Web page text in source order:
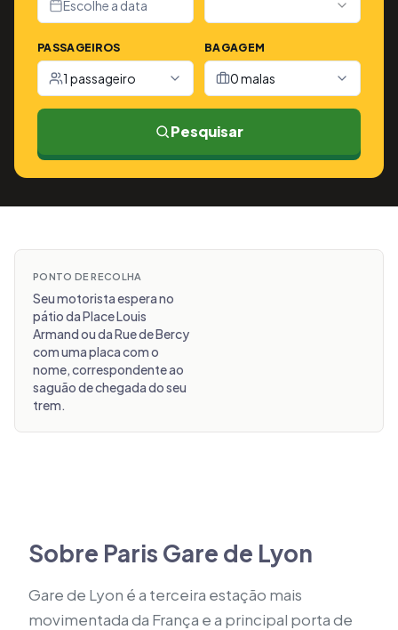
Escolhe a data
PASSAGEIROS
1 passageiro
BAGAGEM
0 malas
Pesquisar
PONTO DE RECOLHA
Seu motorista espera no
pátio da Place Louis
Armand ou da Rue de Bercy
com uma placa com o
nome, correspondente ao
saguão de chegada do seu
trem.
Sobre Paris Gare de Lyon
Gare de Lyon é a terceira estação mais
movimentada da França e a principal porta de